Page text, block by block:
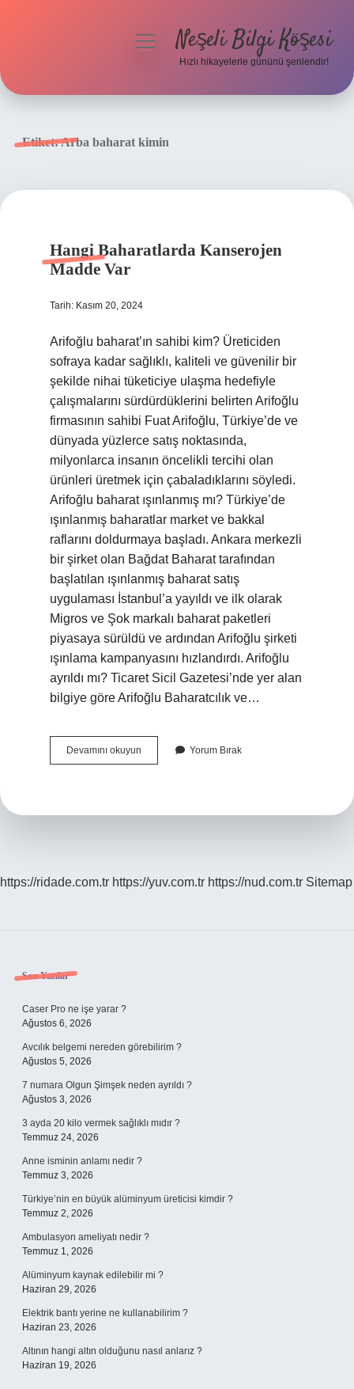
menüyüNeşeli Bilgi Köşesi
Hızlı hikayelerle gününü şenlendir!
Etiket:Arba baharat kimin
Hangi Baharatlarda Kanserojen
Madde Var
Tarih: Kasım 20, 2024
Arifoğlu baharat’ın sahibi kim? Üreticiden
sofraya kadar sağlıklı, kaliteli ve güvenilir bir
şekilde nihai tüketiciye ulaşma hedefiyle
çalışmalarını sürdürdüklerini belirten Arifoğlu
firmasının sahibi Fuat Arifoğlu, Türkiye’de ve
dünyada yüzlerce satış noktasında,
milyonlarca insanın öncelikli tercihi olan
ürünleri üretmek için çabaladıklarını söyledi.
Arifoğlu baharat ışınlanmış mı? Türkiye’de
ışınlanmış baharatlar market ve bakkal
raflarını doldurmaya başladı. Ankara merkezli
bir şirket olan Bağdat Baharat tarafından
başlatılan ışınlanmış baharat satış
uygulaması İstanbul’a yayıldı ve ilk olarak
Migros ve Şok markalı baharat paketleri
piyasaya sürüldü ve ardından Arifoğlu şirketi
ışınlama kampanyasını hızlandırdı. Arifoğlu
ayrıldı mı? Ticaret Sicil Gazetesi’nde yer alan
bilgiye göre Arifoğlu Baharatcılık ve…
Devamını okuyun
Baharatlarda
Yorum Bırak
https://ridade.com.tr https://yuv.com.tr https://nud.com.tr Sitemap
Sidebar
Son Yazılar
Caser Pro ne işe yarar ?
Ağustos 6, 2026
Avcılık belgemi nereden görebilirim ?
Ağustos 5, 2026
7 numara Olgun Şimşek neden ayrıldı ?
Ağustos 3, 2026
3 ayda 20 kilo vermek sağlıklı mıdır ?
Temmuz 24, 2026
Anne isminin anlamı nedir ?
Temmuz 3, 2026
Türkiye’nin en büyük alüminyum üreticisi kimdir ?
Temmuz 2, 2026
Ambulasyon ameliyatı nedir ?
Temmuz 1, 2026
Alüminyum kaynak edilebilir mi ?
Haziran 29, 2026
Elektrik bantı yerine ne kullanabilirim ?
Haziran 23, 2026
Altının hangi altın olduğunu nasıl anlarız ?
Haziran 19, 2026